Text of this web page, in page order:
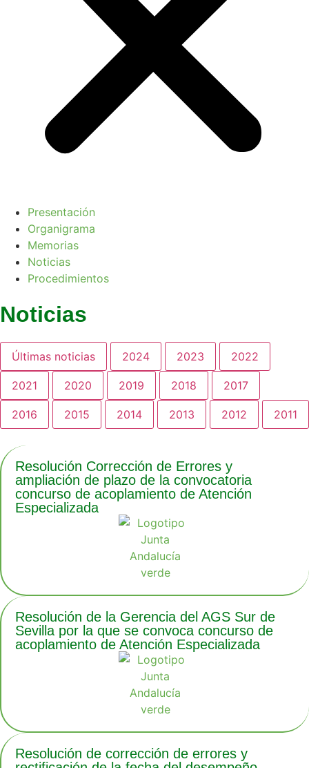
Presentación
Organigrama
Memorias
Noticias
Procedimientos
Noticias
Últimas noticias 2024 2023 2022
2021 2020 2019 2018 2017
2016 2015 2014 2013 2012 2011
Resolución Corrección de Errores y
ampliación de plazo de la convocatoria
concurso de acoplamiento de Atención
Especializada
Resolución de la Gerencia del AGS Sur de
Sevilla por la que se convoca concurso de
acoplamiento de Atención Especializada
Resolución de corrección de errores y